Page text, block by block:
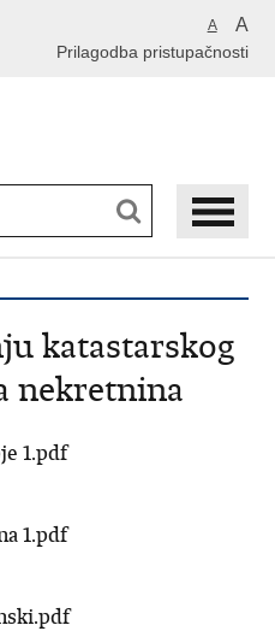
A A
Prilagodba pristupačnosti
katastarskog
nekretnina
1.pdf
1.pdf